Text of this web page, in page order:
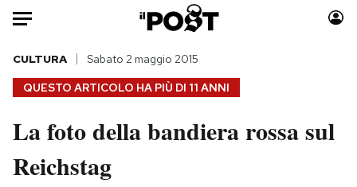
Auto
HOME
Italia
Politica
Moda
QUESTO ARTICOLO HA PIÙ DI 11 ANNI
CULTURA Sabato 2 maggio 2015
La foto della bandiera rossa sul
Reichstag